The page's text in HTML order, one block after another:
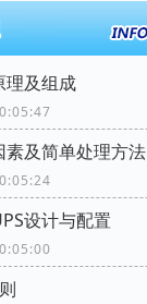
理及组成
素及简单处理方法
设计与配置